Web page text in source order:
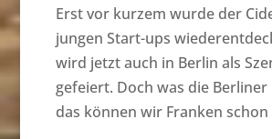
Erst vor kurzem wurde der
jungen Start-ups
wird jetzt auch in Berlin als
gefeiert. Doch was die Berliner
das können wir Franken schon